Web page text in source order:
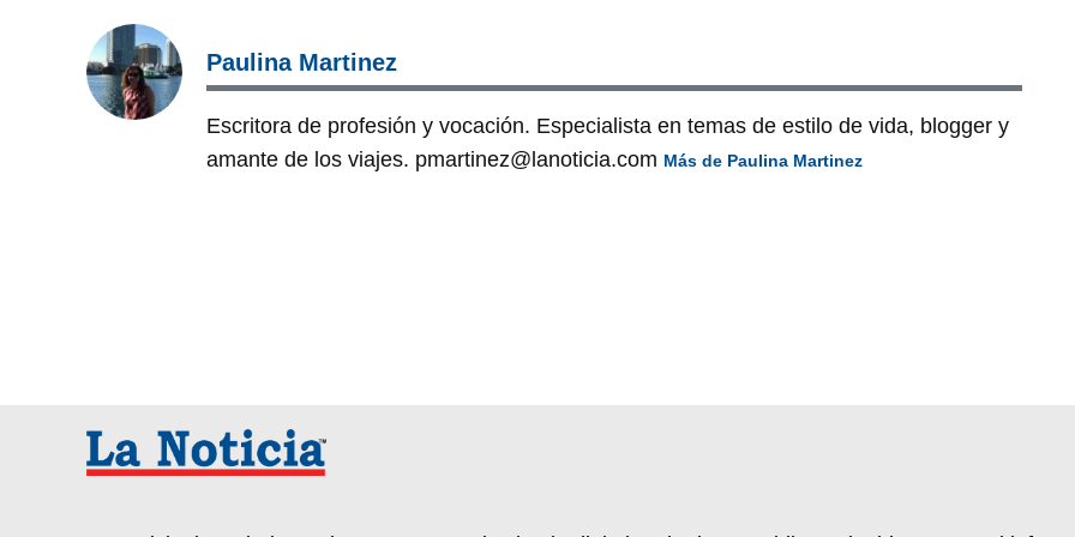
Paulina Martinez
Escritora de profesión y vocación. Especialista en temas de estilo de vida, blogger y
amante de los viajes. pmartinez@lanoticia.com Más de Paulina Martinez